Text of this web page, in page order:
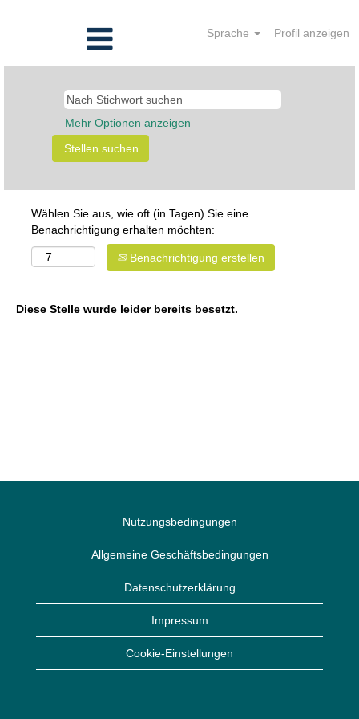
Sprache Profil anzeigen
Mehr Optionen anzeigen
Wählen Sie aus, wie oft (in Tagen) Sie eine
Benachrichtigung erhalten möchten:
Benachrichtigung erstellen
Diese Stelle wurde leider bereits besetzt.
Nutzungsbedingungen
Allgemeine Geschäftsbedingungen
Datenschutzerklärung
Impressum
Cookie-Einstellungen